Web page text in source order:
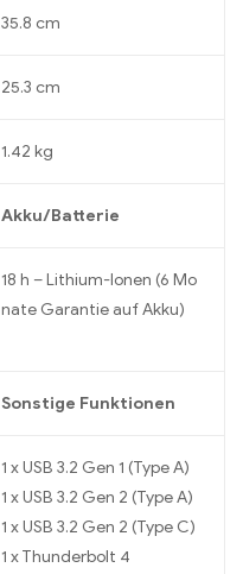
35.8 cm
25.3 cm
1.42 kg
Akku/Batterie
18 h – Lithium-Ionen (6 Mo
nate Garantie auf Akku)
Sonstige Funktionen
1 x USB 3.2 Gen 1 (Type A)
1 x USB 3.2 Gen 2 (Type A)
1 x USB 3.2 Gen 2 (Type C)
1 x Thunderbolt 4